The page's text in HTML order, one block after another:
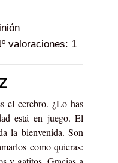
valoraciones: 1
el cerebro. ¿Lo has
está en juego. El
la bienvenida. Son
como quieras: